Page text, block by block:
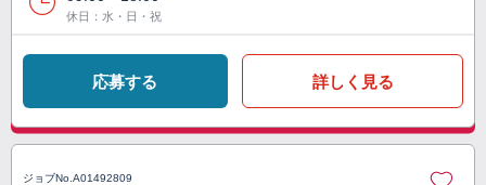
休日：水・日・祝
応募する 詳しく見る
ジョブNo. A01492809